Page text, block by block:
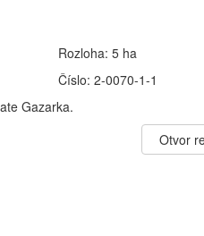
Rozloha:5 ha
Číslo:2-0070-1-1
Gazarka.
Otvor